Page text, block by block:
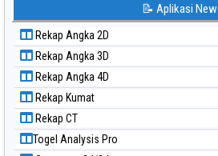
Paito Warna Kuda Lari
Paito Warna Magnum Cambodia
Paito Warna Nagoya
Paito Warna New York Midday
Paito Warna North Carolina Day
Paito Warna Pcso
Paito Warna Pennsylvania Day
📝 Aplikasi New
Rekap Angka 2D
Rekap Angka 3D
Rekap Angka 4D
Rekap Kumat
Rekap CT
Togel Analysis Pro